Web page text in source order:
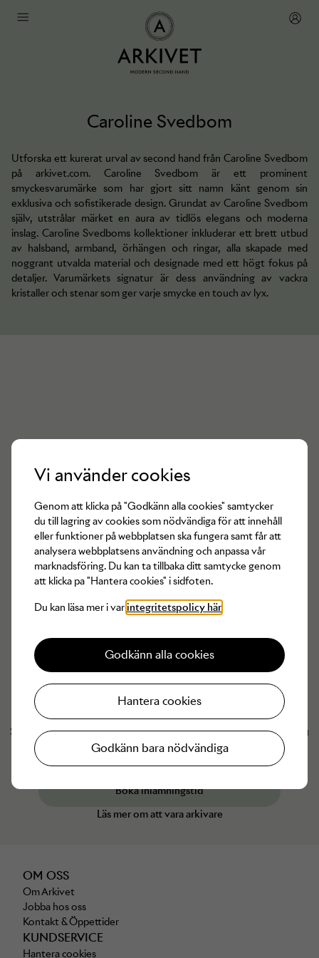
Caroline Svedbom
Utforska ett kurerat urval av second hand från Caroline Svedbom
på arkivet.com. Caroline Svedbom är ett prominent
smyckesvarumärke som har gjort sitt namn känt genom sin
exklusiva och sofistikerade design. Grundat av Caroline Svedbom
själv, utstrålar märket en aura av tidlös elegans och moderna
inslag. Caroline Svedboms kollektioner inkluderar ett brett utbud
av halsband, armband, örhängen och ringar, alla skapade med
noggrant utvalda material och designade med ett högt fokus på
detaljer. Varumärkets signatur är dess användning av vackra
kristaller och stenar som ger varje smycke en touch av lyx.
Svedbomtillgängliga för tillfället
Har du något frånCaroline Svedbomdu vill ska få ett nytt liv?
Som Arkivare (säljare hos Arkivet) kan du sälja de plagg du
inte längre använder och få pengarna tillgodo hos Arkivet
eller insatta på ditt bankkonto.
Läs mer om att vara arkivare
Boka inlämningstid
OM OSS
Om Arkivet
Jobba hos oss
Kontakt & Öppettider
KUNDSERVICE
Hantera cookies
Vi använder cookies
Genom att klicka på "Godkänn alla cookies" samtycker
du till lagring av cookies som nödvändiga för att innehåll
eller funktioner på webbplatsen ska fungera samt får att
analysera webbplatsens användning och anpassa vår
marknadsföring. Du kan ta tillbaka ditt samtycke genom
att klicka pa "Hantera cookies" i sidfoten.
Du kan läsa mer i var integritetspolicy här
Godkänn alla cookies
Hantera cookies
Godkänn bara nödvändiga